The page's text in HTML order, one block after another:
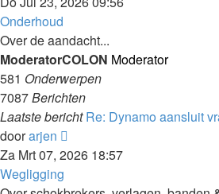
Onderhoud
Over de aandacht...
ModeratorCOLON Moderator
581 Onderwerpen
7087Berichten
Laatste bericht Re: Dynamo aansluit
doorarjen
bericht
Za Mrt 07, 2026 18:57
Wegligging